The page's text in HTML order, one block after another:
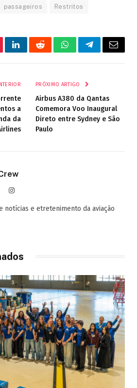
passageiros Restritos
LinkedInRedditWhatsAppTelegrama
E-
a
da
PRÓXIMO ARTIGO
Airbus A380 da Qantas
Comemora Voo Inaugural
Direto entre Sydney e São
Paulo
Instagram
notícias e etretenimento da aviação